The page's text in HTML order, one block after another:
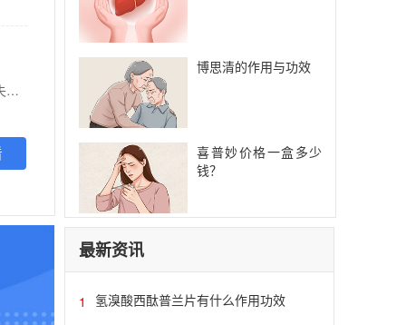
【功能主治】 温补肾阳。用于轻中度抑郁症中医辨证属于肾阳虚证者，症见抑郁情绪、心绪低落、失眠多梦、疲倦乏力等。
博思清的作用与功效
喜普妙价格一盒多少
钱？
最新资讯
1 氢溴酸西酞普兰片有什么作用功效